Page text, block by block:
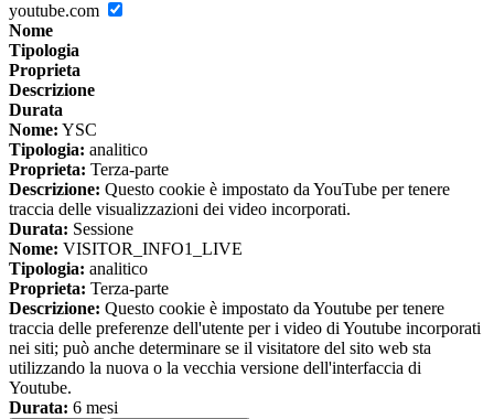
youtube.com
Nome
Tipologia
Proprieta
Descrizione
Durata
Nome: YSC
Tipologia: analitico
Proprieta: Terza-parte
Descrizione: Questo cookie è impostato da YouTube per tenere
traccia delle visualizzazioni dei video incorporati.
Durata: Sessione
Nome: VISITOR_INFO1_LIVE
Tipologia: analitico
Proprieta: Terza-parte
Descrizione: Questo cookie è impostato da Youtube per tenere
traccia delle preferenze dell'utente per i video di Youtube incorporati
nei siti; può anche determinare se il visitatore del sito web sta
utilizzando la nuova o la vecchia versione dell'interfaccia di
Youtube.
Durata: 6 mesi